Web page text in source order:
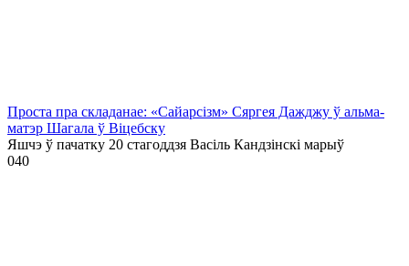
Проста пра складанае: «Сайарсізм» Сяргея Дажджу ў альма-
матэр Шагала ў Віцебску
Яшчэ ў пачатку 20 стагоддзя Васіль Кандзінскі марыў
040